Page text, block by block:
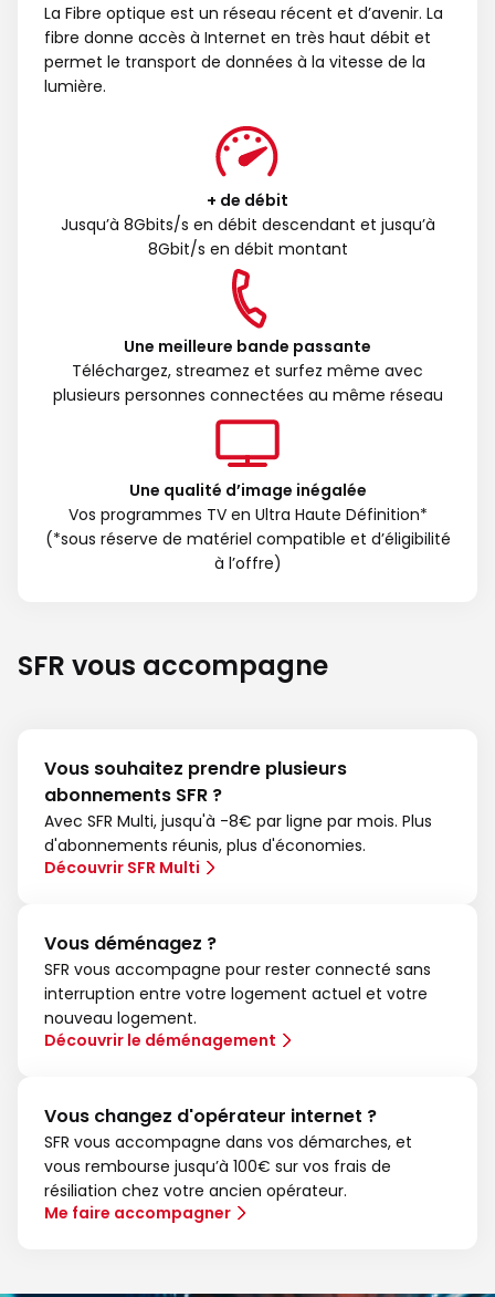
La Fibre optique est un réseau récent et d’avenir. La
fibre donne accès à Internet en très haut débit et
permet le transport de données à la vitesse de la
lumière.
+ de débit
Jusqu’à 8Gbits/s en débit descendant et jusqu’à
8Gbit/s en débit montant
Une meilleure bande passante
Téléchargez, streamez et surfez même avec
plusieurs personnes connectées au même réseau
Une qualité d’image inégalée
Vos programmes TV en Ultra Haute Définition*
(*sous réserve de matériel compatible et d’éligibilité
à l’offre)
SFR vous accompagne
Vous souhaitez prendre plusieurs
abonnements SFR ?
Avec SFR Multi, jusqu'à -8€ par ligne par mois. Plus
d'abonnements réunis, plus d'économies.
Découvrir SFR Multi
Vous déménagez ?
SFR vous accompagne pour rester connecté sans
interruption entre votre logement actuel et votre
nouveau logement.
Découvrir le déménagement
Vous changez d'opérateur internet ?
SFR vous accompagne dans vos démarches, et
vous rembourse jusqu’à 100€ sur vos frais de
résiliation chez votre ancien opérateur.
Me faire accompagner